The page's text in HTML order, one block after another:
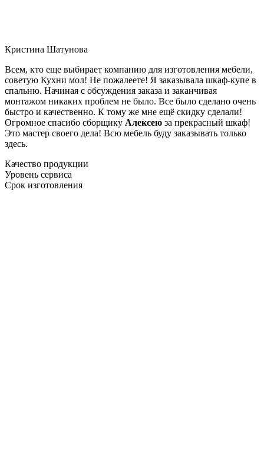
Кристина Шатунова
Всем, кто еще выбирает компанию для изготовления мебели,
советую Кухни мол! Не пожалеете! Я заказывала шкаф-купе в
спальню. Начиная с обсуждения заказа и заканчивая
монтажом никаких проблем не было. Все было сделано очень
быстро и качественно. К тому же мне ещё скидку сделали!
Огромное спасибо сборщику Алексею за прекрасный шкаф!
Это мастер своего дела! Всю мебель буду заказывать только
здесь.
Качество продукции
Уровень сервиса
Срок изготовления